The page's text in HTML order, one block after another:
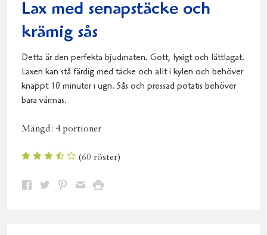
Lax med senapstäcke och
krämig sås
Detta är den perfekta bjudmaten. Gott, lyxigt och lättlagat.
Laxen kan stå färdig med täcke och allt i kylen och behöver
knappt 10 minuter i ugn. Sås och pressad potatis behöver
bara värmas.
Mängd: 4 portioner
(60 röster)
Dela Dela Dela DelaSkriv